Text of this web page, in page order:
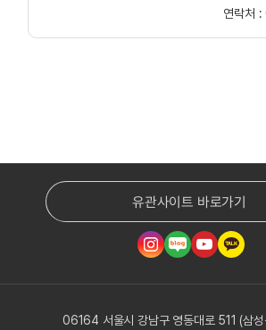
연락처 :
유관사이트 바로가기
06164 서울시 강남구 영동대로 511 (삼성